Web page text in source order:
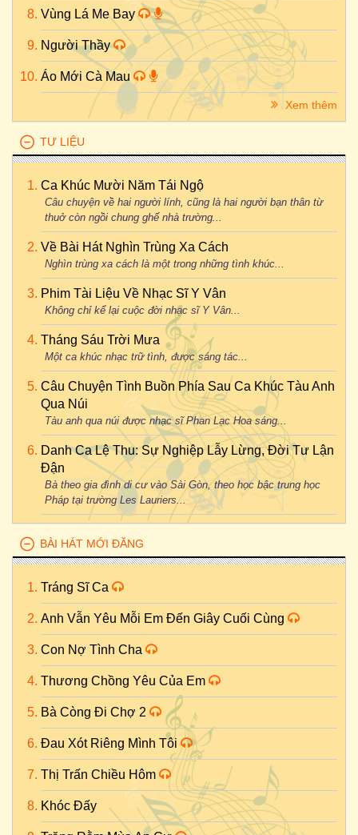
Vùng Lá Me Bay
Người Thầy
Áo Mới Cà Mau
Xem thêm
TƯ LIỆU
Ca Khúc Mười Năm Tái Ngộ
Câu chuyện về hai người lính, cũng là hai người bạn thân từ
thuở còn ngồi chung ghế nhà trường...
Về Bài Hát Nghìn Trùng Xa Cách
Nghìn trùng xa cách là một trong những tình khúc...
Phim Tài Liệu Về Nhạc Sĩ Y Vân
Không chỉ kể lại cuộc đời nhạc sĩ Y Vân...
Tháng Sáu Trời Mưa
Một ca khúc nhạc trữ tình, được sáng tác...
Câu Chuyện Tình Buồn Phía Sau Ca Khúc Tàu Anh
Qua Núi
Tàu anh qua núi được nhạc sĩ Phan Lạc Hoa sáng...
Danh Ca Lệ Thu: Sự Nghiệp Lẫy Lừng, Đời Tư Lận
Đận
Bà theo gia đình di cư vào Sài Gòn, theo học bậc trung học
Pháp tại trường Les Lauriers...
BÀI HÁT MỚI ĐĂNG
Tráng Sĩ Ca
Anh Vẫn Yêu Mỗi Em Đến Giây Cuối Cùng
Con Nợ Tình Cha
Thương Chồng Yêu Của Em
Bà Còng Đi Chợ 2
Đau Xót Riêng Mình Tôi
Thị Trấn Chiều Hôm
Khóc Đấy